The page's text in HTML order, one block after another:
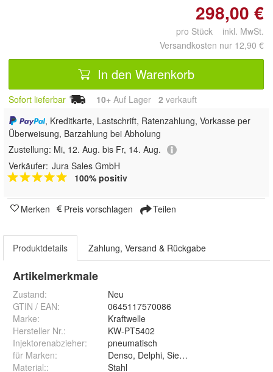
298,00 €
pro Stück inkl. MwSt.
Versandkosten nur 12,90 €
In den Warenkorb
Sofort lieferbar 10+ Auf Lager 2 verkauft
, Kreditkarte, Lastschrift, Ratenzahlung, Vorkasse per
Überweisung, Barzahlung bei Abholung
Zustellung: Mi, 12. Aug. bis Fr, 14. Aug.
Verkäufer: Jura Sales GmbH
100% positiv
Merken Preis vorschlagen Teilen
Produktdetails Zahlung, Versand & Rückgabe
Artikelmerkmale
Zustand:
Neu
GTIN / EAN:
0645117570086
Marke:
Kraftwelle
Hersteller Nr.:
KW-PT5402
Injektorenabzieher:
pneumatisch
für Marken:
Denso, Delphi, Siemens, Bosch
Material::
Stahl